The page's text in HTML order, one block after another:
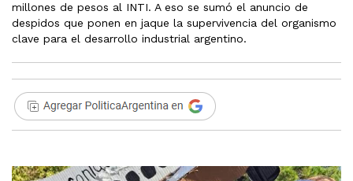
millones de pesos al INTI. A eso se sumó el anuncio de
despidos que ponen en jaque la supervivencia del organismo
clave para el desarrollo industrial argentino.